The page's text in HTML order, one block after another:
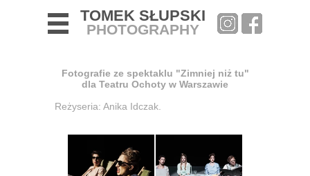
TOMEK SŁUPSKI
PHOTOGRAPHY
Fotografie ze spektaklu "Zimniej niż tu"
dla Teatru Ochoty w Warszawie
Reżyseria: Anika Idczak.